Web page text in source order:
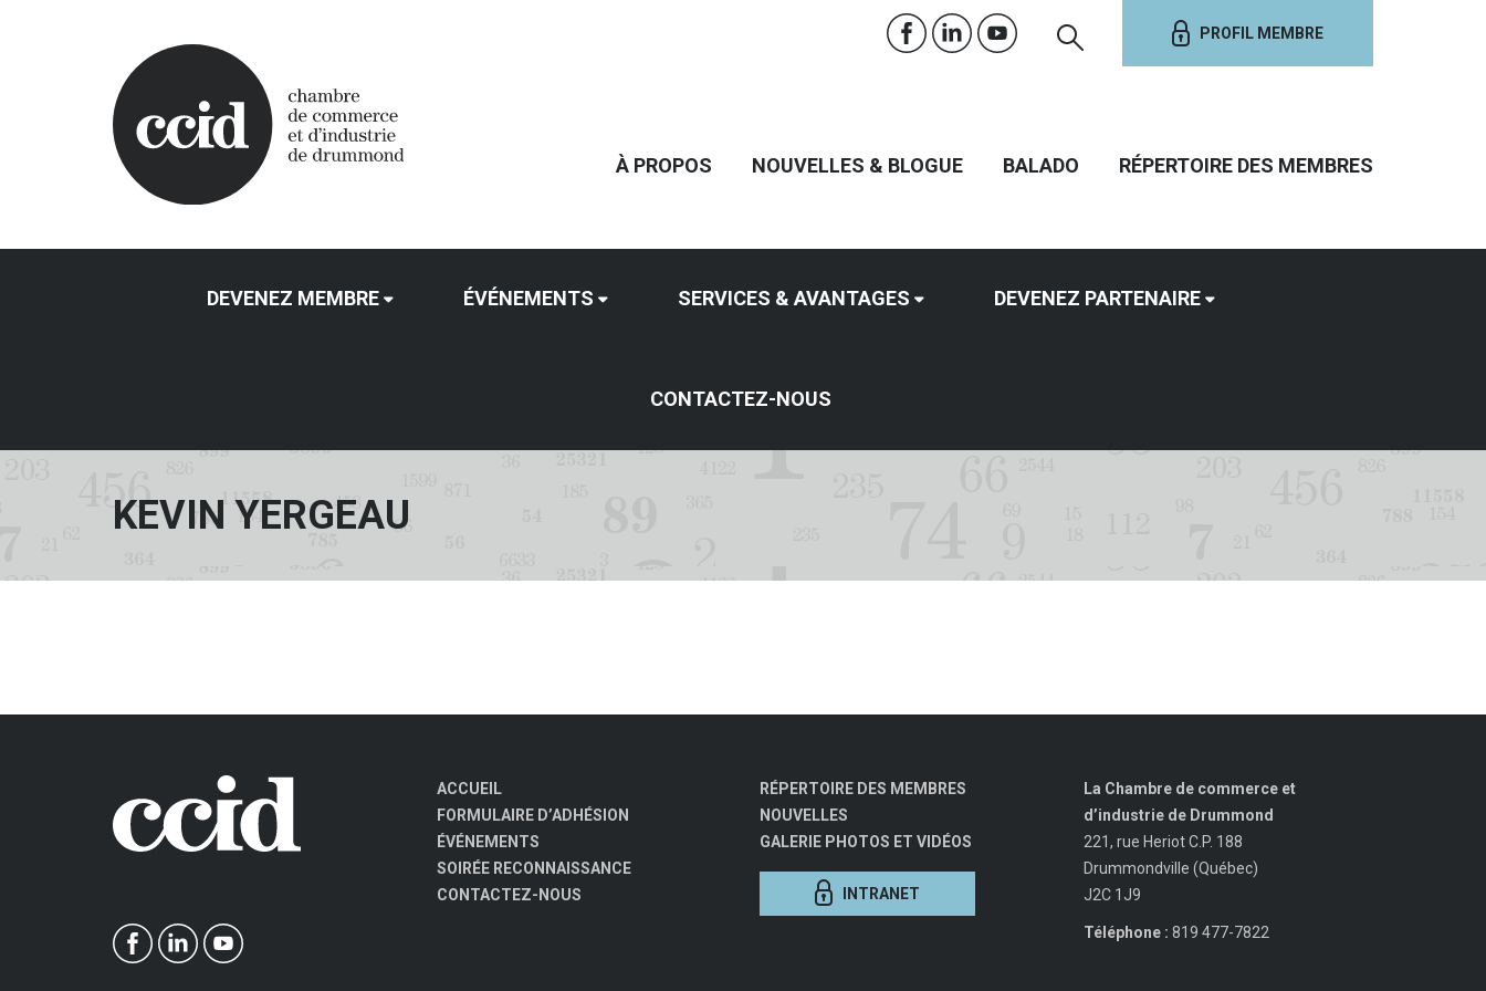
PROFIL MEMBRE
À PROPOS NOUVELLES & BLOGUE BALADO RÉPERTOIRE DES MEMBRES
DEVENEZ MEMBRE ÉVÉNEMENTS SERVICES & AVANTAGES DEVENEZ PARTENAIRE
CONTACTEZ-NOUS
KEVIN YERGEAU
ACCUEIL
FORMULAIRE D’ADHÉSION
ÉVÉNEMENTS
SOIRÉE RECONNAISSANCE
CONTACTEZ-NOUS
RÉPERTOIRE DES MEMBRES
NOUVELLES
GALERIE PHOTOS ET VIDÉOS
INTRANET
La Chambre de commerce et
d’industrie de Drummond
221, rue Heriot C.P. 188
Drummondville (Québec)
J2C 1J9
Téléphone : 819 477-7822